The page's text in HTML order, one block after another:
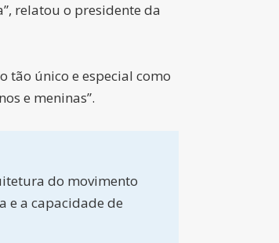
relatou o presidente da
tão único e especial como
e meninas”.
do movimento
e a capacidade de